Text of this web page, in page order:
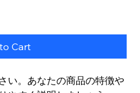
Cart
い。あなたの商品の特徴や